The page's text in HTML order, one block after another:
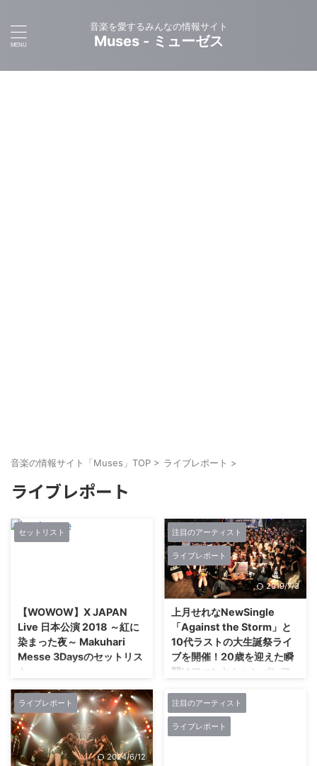
音楽を愛するみんなの情報サイト
Muses - ミューゼス
音楽の情報サイト「Muses」TOP > ライブレポート >
ライブレポート
セットリスト
【WOWOW】X JAPAN
Live 日本公演 2018 ～紅に
染まった夜～ Makuhari
Messe 3Daysのセットリス
ト
2019年7月24日0:38現在、
WOWOWにて放送中！！ 無観客
ライブ。皆さん無事に帰宅して、
観てください。みんなに元気を与
えられるように頑張ります。
RT@YoshikiChannel【本日１7
注目のアーティスト
ライブレポート
2019/7/3
上月せれなNewSingle
「Against the Storm」と
10代ラストの大生誕祭ライ
ブを開催！20歳を迎えた瞬
間はファンとシャンパンフ
6月25日に発売した最新シングル
「Against the Storm」がオリコ
ンデイリーチャート初登場で10
ライブレポート
2024/6/12
注目のアーティスト
ライブレポート